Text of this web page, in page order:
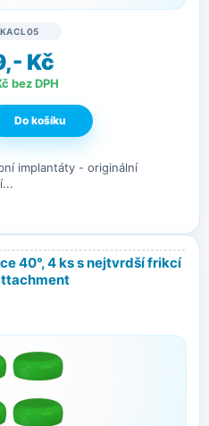
Kč
bez DPH
implantáty - originální
40°, 4 ks s nejtvrdší frikcí